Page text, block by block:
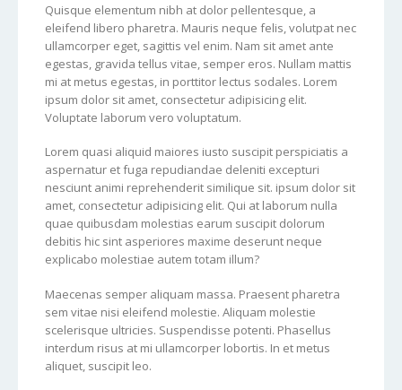
Quisque elementum nibh at dolor pellentesque, a
eleifend libero pharetra. Mauris neque felis, volutpat nec
ullamcorper eget, sagittis vel enim. Nam sit amet ante
egestas, gravida tellus vitae, semper eros. Nullam mattis
mi at metus egestas, in porttitor lectus sodales. Lorem
ipsum dolor sit amet, consectetur adipisicing elit.
Voluptate laborum vero voluptatum.
Lorem quasi aliquid maiores iusto suscipit perspiciatis a
aspernatur et fuga repudiandae deleniti excepturi
nesciunt animi reprehenderit similique sit. ipsum dolor sit
amet, consectetur adipisicing elit. Qui at laborum nulla
quae quibusdam molestias earum suscipit dolorum
debitis hic sint asperiores maxime deserunt neque
explicabo molestiae autem totam illum?
Maecenas semper aliquam massa. Praesent pharetra
sem vitae nisi eleifend molestie. Aliquam molestie
scelerisque ultricies. Suspendisse potenti. Phasellus
interdum risus at mi ullamcorper lobortis. In et metus
aliquet, suscipit leo.